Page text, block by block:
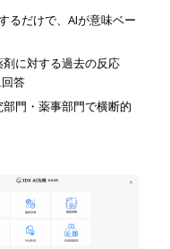
るだけで、AIが意味ベー
剤に対する過去の反応
答
門・薬事部門で横断的